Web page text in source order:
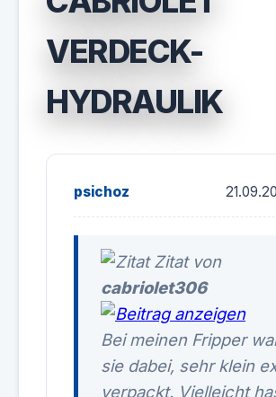
VERDECK-
HYDRAULIK
psichoz
Zitat von
cabriolet306
Bei meinen Fripper
sie dabei, sehr klein
verpackt. Vielleicht